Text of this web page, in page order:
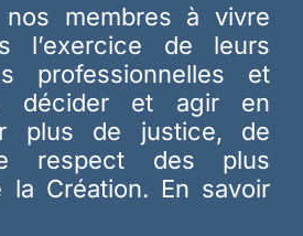
membres à vivre
l’exercice de leurs
professionnelles et
décider et agir en
plus de justice, de
respect des plus
Création. En savoir